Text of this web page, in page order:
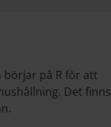
på R för att
Det finns